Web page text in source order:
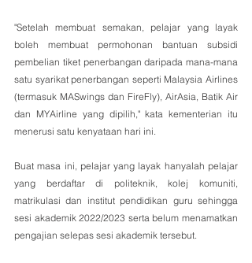
"Setelah membuat semakan, pelajar yang layak
boleh membuat permohonan bantuan subsidi
pembelian tiket penerbangan daripada mana-mana
satu syarikat penerbangan seperti Malaysia Airlines
(termasuk MASwings dan FireFly), AirAsia, Batik Air
dan MYAirline yang dipilih," kata kementerian itu
menerusi satu kenyataan hari ini.
Buat masa ini, pelajar yang layak hanyalah pelajar
yang berdaftar di politeknik, kolej komuniti,
matrikulasi dan institut pendidikan guru sehingga
sesi akademik 2022/2023 serta belum menamatkan
pengajian selepas sesi akademik tersebut.